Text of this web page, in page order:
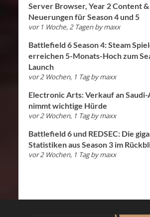
Server Browser, Year 2 Content
Neuerungen für Season 4 und 5
vor 1 Woche, 2 Tagen bymaxx
Battlefield 6 Season 4: Steam
erreichen 5-Monats-Hoch zum
Launch
vor 2 Wochen, 1 Tag bymaxx
Electronic Arts: Verkauf an
nimmt wichtige Hürde
vor 2 Wochen, 1 Tag bymaxx
Battlefield 6 und REDSEC: Die
Statistiken aus Season 3 im
vor 2 Wochen, 1 Tag bymaxx